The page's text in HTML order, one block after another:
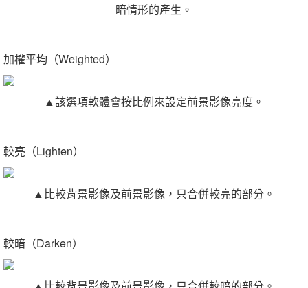
暗情形的產生。
加權平均（Weighted）
▲該選項軟體會按比例來設定前景影像亮度。
較亮（Lighten）
▲比較背景影像及前景影像，只合併較亮的部分。
較暗（Darken）